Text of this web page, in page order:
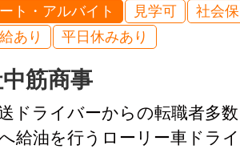
ト・アルバイト 見学可
社会
あり
平日休みあり
筋商事
送ドライバーからの転職者多
給油を行うローリー車ドラ